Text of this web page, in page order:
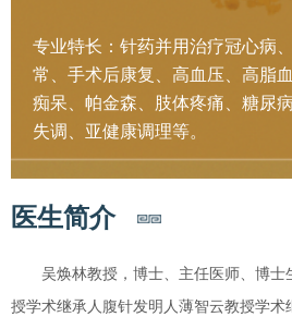
专业特长：针药并用治疗冠心病
常、手术后康复、高血压、高脂
痴呆、帕金森、肢体疼痛、糖尿
失调、亚健康调理等。
医生简介
吴焕林教授，博士、主任医师、博士
授学术继承人腹针发明人薄智云教授学术